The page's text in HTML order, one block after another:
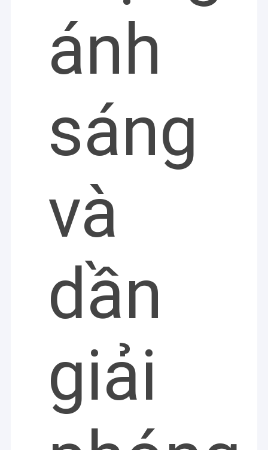
ánh
sáng
và
dần
giải